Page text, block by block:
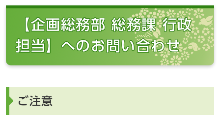
【企画総務部 総務課 行政
担当】へのお問い合わせ
ご注意